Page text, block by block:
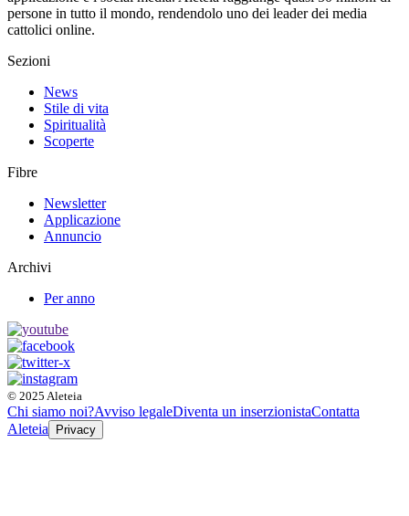
persone in tutto il mondo, rendendolo uno dei leader dei media
cattolici online.
Sezioni
News
Stile di vita
Spiritualità
Scoperte
Fibre
Newsletter
Applicazione
Annuncio
Archivi
Per anno
© 2025 Aleteia
Chi siamo noi?Avviso legaleDiventa un inserzionistaContatta
Aleteia
Privacy